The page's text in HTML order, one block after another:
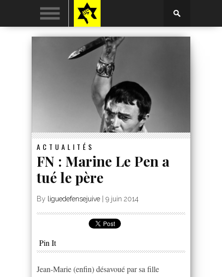
ACTUALITÉS
FN : Marine Le Pen a
tué le père
By liguedefensejuive 9 juin 2014
Pin It
Jean-Marie (enfin) désavoué par sa fille